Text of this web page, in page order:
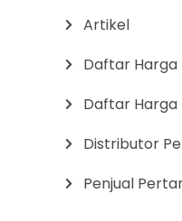
Artikel
Daftar
Daftar Harga
Distributor
Penjual